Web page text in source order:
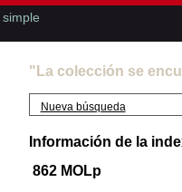
"La colección se
Nueva búsqueda
Información de la
862 MOLp